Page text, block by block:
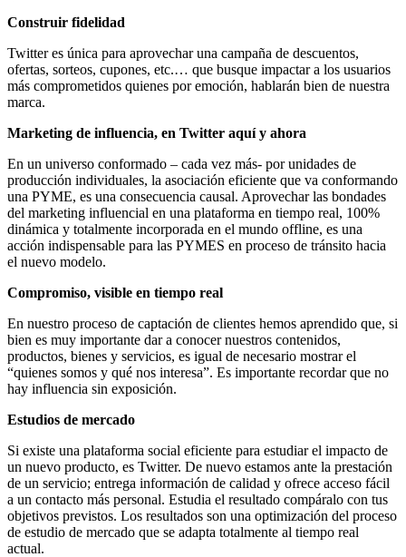
Construir fidelidad
Twitter es única para aprovechar una campaña de descuentos,
ofertas, sorteos, cupones, etc.… que busque impactar a los usuarios
más comprometidos quienes por emoción, hablarán bien de nuestra
marca.
Marketing de influencia, en Twitter aquí y ahora
En un universo conformado – cada vez más- por unidades de
producción individuales, la asociación eficiente que va conformando
una PYME, es una consecuencia causal. Aprovechar las bondades
del marketing influencial en una plataforma en tiempo real, 100%
dinámica y totalmente incorporada en el mundo offline, es una
acción indispensable para las PYMES en proceso de tránsito hacia
el nuevo modelo.
Compromiso, visible en tiempo real
En nuestro proceso de captación de clientes hemos aprendido que, si
bien es muy importante dar a conocer nuestros contenidos,
productos, bienes y servicios, es igual de necesario mostrar el
“quienes somos y qué nos interesa”. Es importante recordar que no
hay influencia sin exposición.
Estudios de mercado
Si existe una plataforma social eficiente para estudiar el impacto de
un nuevo producto, es Twitter. De nuevo estamos ante la prestación
de un servicio; entrega información de calidad y ofrece acceso fácil
a un contacto más personal. Estudia el resultado compáralo con tus
objetivos previstos. Los resultados son una optimización del proceso
de estudio de mercado que se adapta totalmente al tiempo real
actual.